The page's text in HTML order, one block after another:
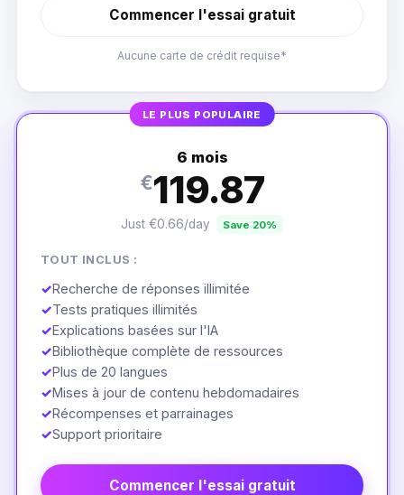
Commencer l'essai gratuit
Aucune carte de crédit requise*
LE PLUS POPULAIRE
6 mois
€119.87
Just €0.66/day Save 20%
TOUT INCLUS :
✓Recherche de réponses illimitée
✓Tests pratiques illimités
✓Explications basées sur l'IA
✓Bibliothèque complète de ressources
✓Plus de 20 langues
✓Mises à jour de contenu hebdomadaires
✓Récompenses et parrainages
✓Support prioritaire
Commencer l'essai gratuit